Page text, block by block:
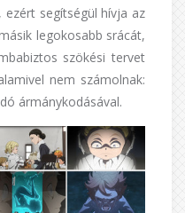
segítségül hívja az
legokosabb srácát,
szökési tervet
nem számolnak:
ármánykodásával.